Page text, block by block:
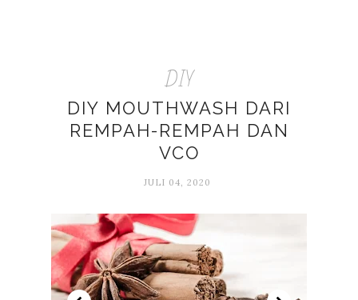
DIY
DIY MOUTHWASH DARI
REMPAH-REMPAH DAN
VCO
JULI 04, 2020